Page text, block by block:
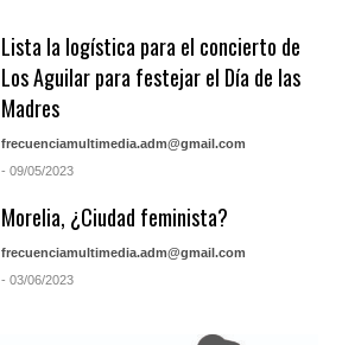
Lista la logística para el concierto de
Los Aguilar para festejar el Día de las
Madres
frecuenciamultimedia.adm@gmail.com
- 09/05/2023
Morelia, ¿Ciudad feminista?
frecuenciamultimedia.adm@gmail.com
- 03/06/2023